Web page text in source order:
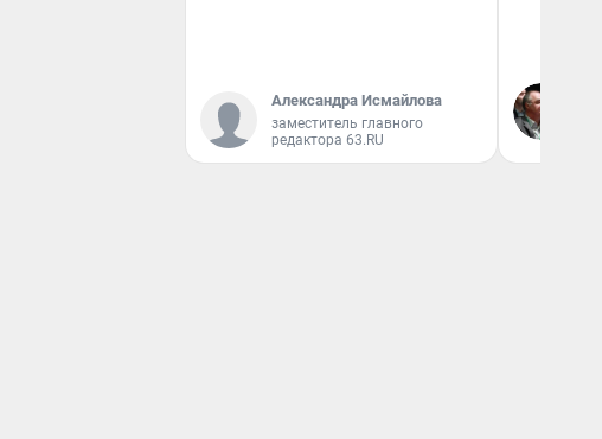
Александра Исмайлова
заместитель главного
редактора 63.RU